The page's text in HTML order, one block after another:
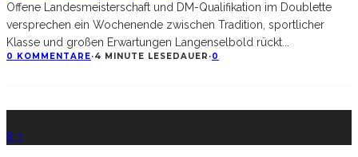
Offene Landesmeisterschaft und DM-Qualifikation im Doublette
versprechen ein Wochenende zwischen Tradition, sportlicher
Klasse und großen Erwartungen Langenselbold rückt...
0 KOMMENTARE·4 MINUTE LESEDAUER ·0
8.3